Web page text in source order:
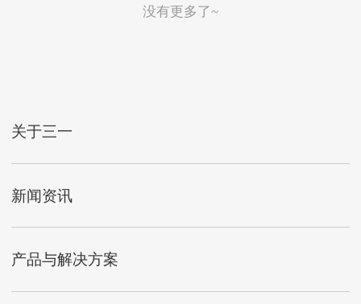
没有更多了~
关于三一
新闻资讯
产品与解决方案